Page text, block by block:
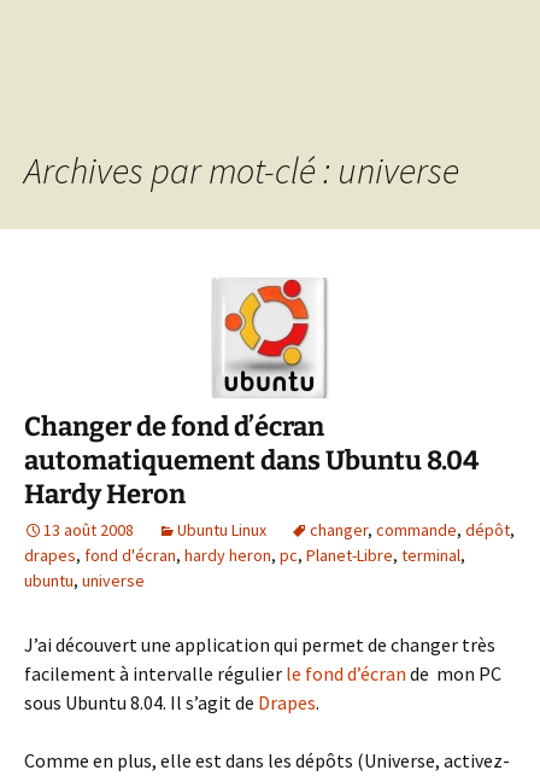
Archives par mot-clé : universe
Changer de fond d’écran
automatiquement dans Ubuntu 8.04
Hardy Heron
13 août 2008 Ubuntu Linux changer, commande, dépôt,
drapes, fond d'écran, hardy heron, pc, Planet-Libre, terminal,
ubuntu, universe
J’ai découvert une application qui permet de changer très
facilement à intervalle régulier le fond d’écran de mon PC
sous Ubuntu 8.04. Il s’agit de Drapes.
Comme en plus, elle est dans les dépôts (Universe, activez-